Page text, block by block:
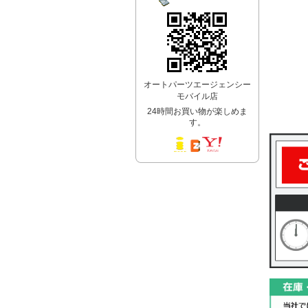
オートパーツエージェンシー
モバイル店
24時間お買い物が楽しめま
す。